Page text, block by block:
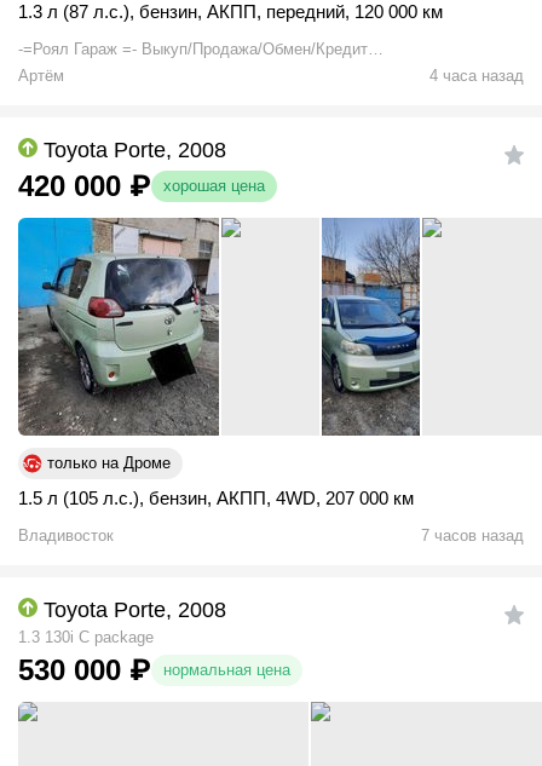
1.3 л (87 л.с.), бензин, АКПП, передний, 120 000 км
-=Роял Гараж =- Выкуп/Продажа/Обмен/Кредит
+79240010326
Артём 4 часа назад
Toyota Porte, 2008
420 000 ₽ хорошая цена
только на Дроме
1.5 л (105 л.с.), бензин, АКПП, 4WD, 207 000 км
Владивосток 7 часов назад
Toyota Porte, 2008
1.3 130i C package
530 000 ₽ нормальная цена